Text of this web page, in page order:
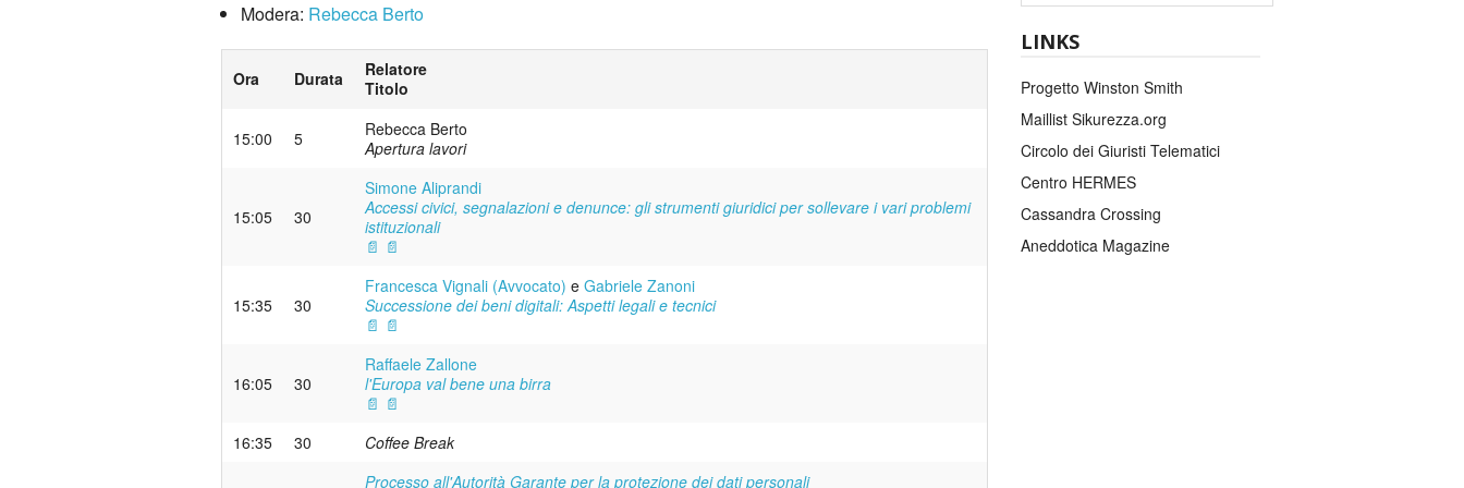
Modera: Rebecca Berto
Ora Durata
Relatore
Titolo
15:00 5
Rebecca Berto
Apertura lavori
15:05 30
Simone Aliprandi
Accessi civici, segnalazioni e denunce: gli strumenti giuridici per sollevare i vari problemi
istituzionali
📄 📄
15:35 30
Francesca Vignali (Avvocato) e Gabriele Zanoni
Successione dei beni digitali: Aspetti legali e tecnici
📄 📄
16:05 30
Raffaele Zallone
l'Europa val bene una birra
📄 📄
16:35
30
Coffee Break
Processo all'Autorità Garante per la protezione dei dati personali
LINKS
Progetto Winston Smith
Maillist Sikurezza.org
Circolo dei Giuristi Telematici
Centro HERMES
Cassandra Crossing
Aneddotica Magazine